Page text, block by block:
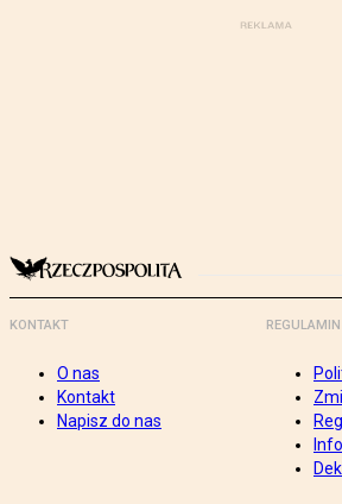
KONTAKT
O nas
Kontakt
Napisz do nas
REGULAMIN